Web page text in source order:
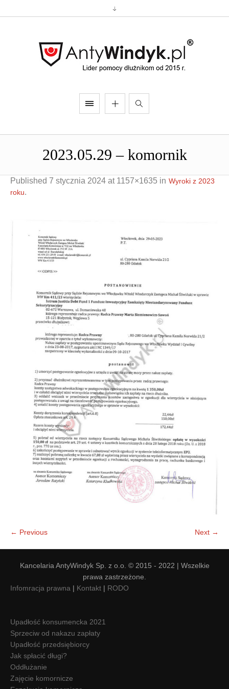
Doradztwo & konsulting Doradztwo & konsulting
2023.05.29 – komornik
Published 7 stycznia 2024 at 1157×1635 in Wyroki z 2023
roku.
← Previous Next →
Kancelaria AntyWindyk Sp. z o.o. © 2015 - 2022 | Wszelkie
prawa zastrzeżone.
Infomracja prawna | Kontakt | RODO
Upadłość konsumencka 2021
Sprzeciw od nakazu zapłaty
Upadłość przedsiębiorcy
Jak spłacić długi?
Oddłużanie
Zajęcie komornicze